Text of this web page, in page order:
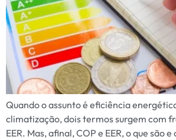
Quando o assunto é eficiência
climatização, dois termos surgem com
EER. Mas, afinal, COP e EER, o que são